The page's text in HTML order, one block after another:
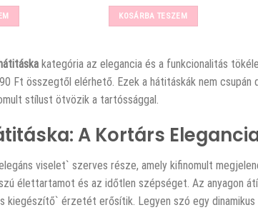
was:
15890 Ft.
KOSÁRBA TESZEM
kategória az elegancia és a funkcionalitás
Ft összegtől elérhető. Ezek a hátitáskák nem
stílust ötvözik a tartóssággal.
A Kortárs
viselet` szerves része, amely kifinomult
élettartamot és az időtlen szépséget. Az anyagon
kiegészítő` érzetét erősítik. Legyen szó egy